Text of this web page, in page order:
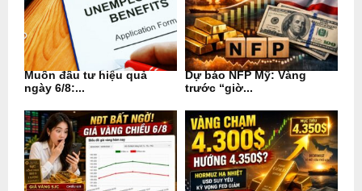
Muốn đầu tư hiệu quả
ngày 6/8:...
Dự báo NFP Mỹ: Vàng
trước “giờ...